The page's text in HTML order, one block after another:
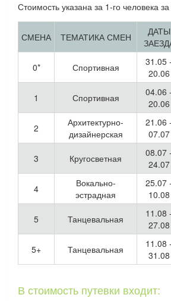
Стоимость указана за 1-го человека
СМЕНА ТЕМАТИКА СМЕН
ДАТЫ
0* Спортивная
31.05 -
20.06
1 Спортивная
04.06 -
20.06
2
Архитектурно-
дизайнерская
21.06 -
07.07
3 Кругосветная
08.07 -
24.07
4
Вокально-
эстрадная
25.07 -
10.08
5 Танцевальная
11.08 -
27.08
5+ Танцевальная
11.08 -
31.08
В стоимость путевки входит: